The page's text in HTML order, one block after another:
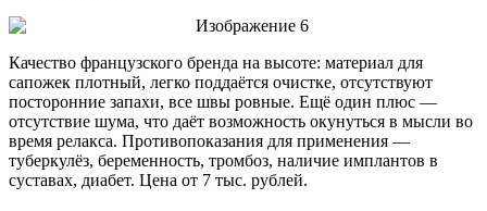
Качество французского бренда на высоте: материал для
сапожек плотный, легко поддаётся очистке, отсутствуют
посторонние запахи, все швы ровные. Ещё один плюс —
отсутствие шума, что даёт возможность окунуться в мысли во
время релакса. Противопоказания для применения —
туберкулёз, беременность, тромбоз, наличие имплантов в
суставах, диабет. Цена от 7 тыс. рублей.